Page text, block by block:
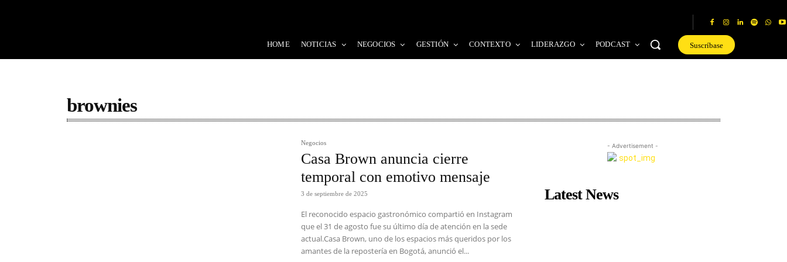
HOME NOTICIAS NEGOCIOS GESTIÓN CONTEXTO LIDERAZGO PODCAST Suscríbase
brownies
Negocios
Casa Brown anuncia cierre
temporal con emotivo mensaje
3 de septiembre de 2025
El reconocido espacio gastronómico compartió en Instagram
que el 31 de agosto fue su último día de atención en la sede
actual.Casa Brown, uno de los espacios más queridos por los
amantes de la repostería en Bogotá, anunció el...
- Advertisement -
Latest News